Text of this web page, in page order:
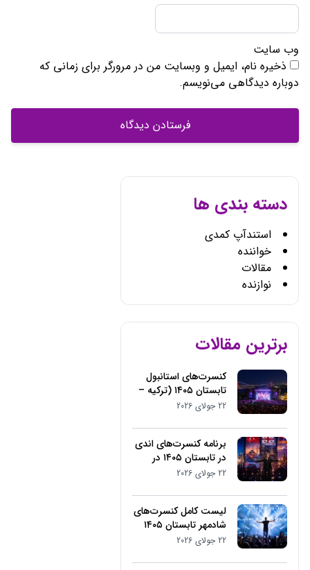
وب‌ سایت
ذخیره نام، ایمیل و وبسایت من در مرورگر برای زمانی که
دوباره دیدگاهی می‌نویسم.
دسته بندی ها
استندآپ کمدی
خواننده
مقالات
نوازنده
برترین مقالات
کنسرت‌های استانبول
تابستان ۱۴۰۵ (ترکیه –
2026)
22 جولای 2026
برنامه کنسرت‌های اندی
در تابستان ۱۴۰۵ در
کشورهای مختلف
22 جولای 2026
لیست کامل کنسرت‌های
شادمهر تابستان ۱۴۰۵
22 جولای 2026